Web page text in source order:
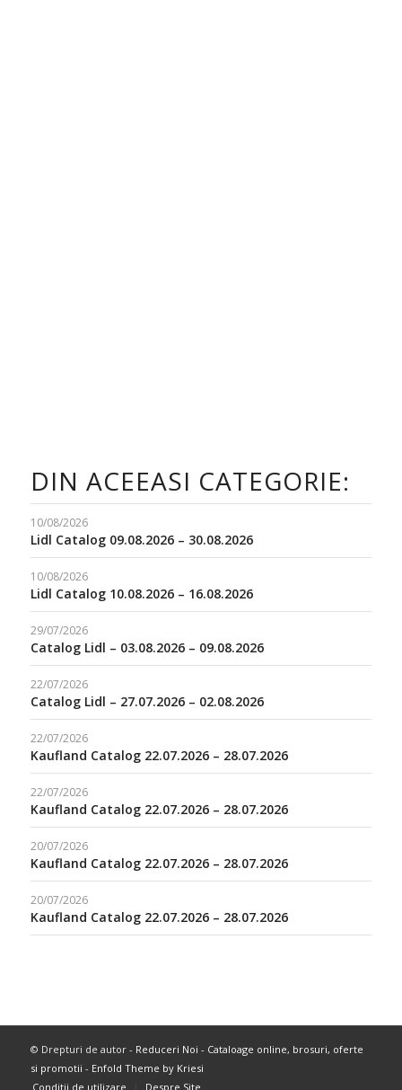
DIN ACEEASI CATEGORIE:
10/08/2026
Lidl Catalog 09.08.2026 – 30.08.2026
10/08/2026
Lidl Catalog 10.08.2026 – 16.08.2026
29/07/2026
Catalog Lidl – 03.08.2026 – 09.08.2026
22/07/2026
Catalog Lidl – 27.07.2026 – 02.08.2026
22/07/2026
Kaufland Catalog 22.07.2026 – 28.07.2026
22/07/2026
Kaufland Catalog 22.07.2026 – 28.07.2026
20/07/2026
Kaufland Catalog 22.07.2026 – 28.07.2026
20/07/2026
Kaufland Catalog 22.07.2026 – 28.07.2026
© Drepturi de autor - Reduceri Noi - Cataloage online, brosuri, oferte
si promotii - Enfold Theme by Kriesi
Conditii de utilizare
Despre Site